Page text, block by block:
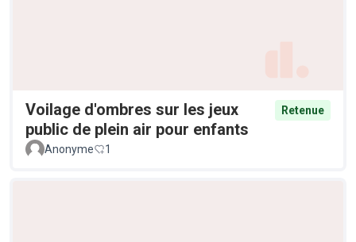
Voilage d'ombres sur les jeux
public de plein air pour enfants
Retenue
Anonyme 1